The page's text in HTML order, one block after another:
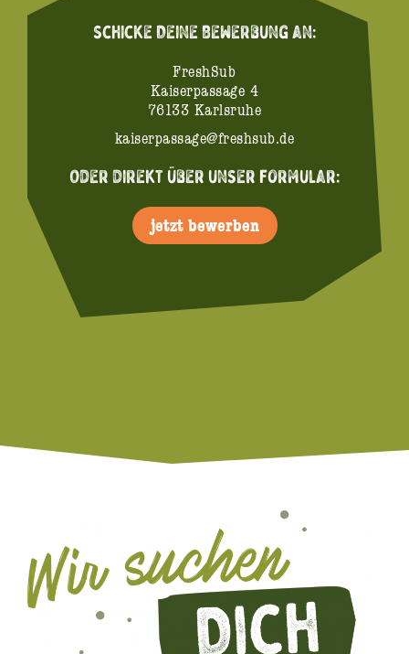
Schicke Deine Bewerbung an:
FreshSub
Kaiserpassage 4
76133 Karlsruhe
kaiserpassage@freshsub.de
Oder direkt über unser Formular:
jetzt bewerben